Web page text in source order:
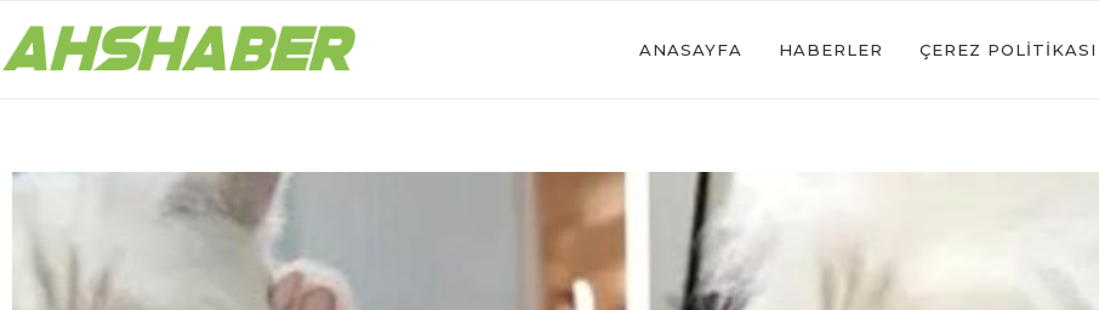
ANASAYFA HABERLER ÇEREZ POLITIKASI